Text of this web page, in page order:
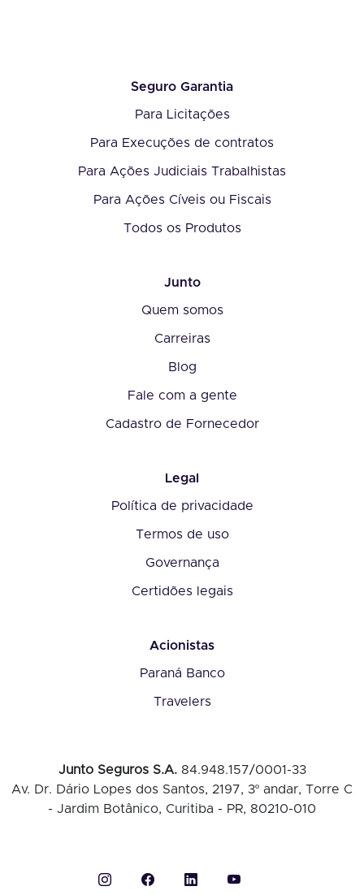
Seguro Garantia
Para Licitações
Para Execuções de contratos
Para Ações Judiciais Trabalhistas
Para Ações Cíveis ou Fiscais
Todos os Produtos
Junto
Quem somos
Carreiras
Blog
Fale com a gente
Cadastro de Fornecedor
Legal
Política de privacidade
Termos de uso
Governança
Certidões legais
Acionistas
Paraná Banco
Travelers
Junto Seguros S.A. 84.948.157/0001-33
Av. Dr. Dário Lopes dos Santos, 2197, 3º andar, Torre C
- Jardim Botânico, Curitiba - PR, 80210-010